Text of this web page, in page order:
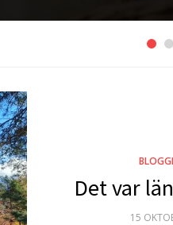
Det var
POSTED
15